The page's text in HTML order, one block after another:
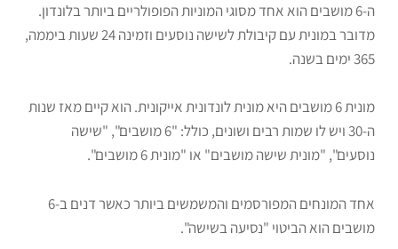
ה-6 מושבים הוא אחד מסוגי המוניות הפופולריים ביותר בלונדון.
מדובר במונית עם קיבולת לשישה נוסעים וזמינה 24 שעות ביממה,
365 ימים בשנה.
מונית 6 מושבים היא מונית לונדונית אייקונית. הוא קיים מאז שנות
ה-30 ויש לו שמות רבים ושונים, כולל: "6 מושבים", "שישה
נוסעים", "מונית שישה מושבים" או "מונית 6 מושבים".
אחד המונחים המפורסמים והמשמשים ביותר כאשר דנים ב-6
מושבים הוא הביטוי "נסיעה בשישה".